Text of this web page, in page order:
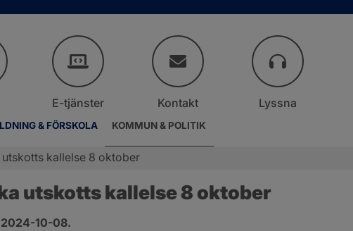
& FÖRSKOLA KOMMUN & POLITIK
E-tjänster Kontakt Lyssna
kallelse 8 oktober
utskotts kallelse 8 oktober
10-08.